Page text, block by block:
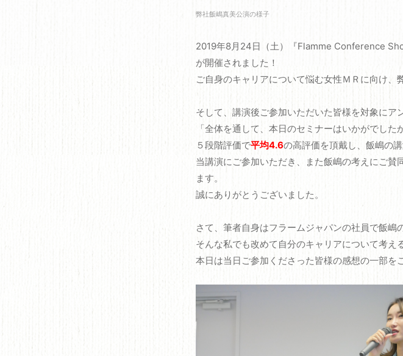
弊社飯嶋真美公演の様子
2019年8月24日（土）『Flamme Conference
が開催されました！
ご自身のキャリアについて悩む女性ＭＲに向け、
そして、講演後ご参加いただいた皆様を対象にア
「全体を通して、本日のセミナーはいかがでした
５段階評価で平均4.6の高評価を頂戴し、飯嶋の
当講演にご参加いただき、また飯嶋の考えにご
ます。
誠にありがとうございました。
さて、筆者自身はフラームジャパンの社員で飯嶋
そんな私でも改めて自分のキャリアについて考え
本日は当日ご参加くださった皆様の感想の一部を